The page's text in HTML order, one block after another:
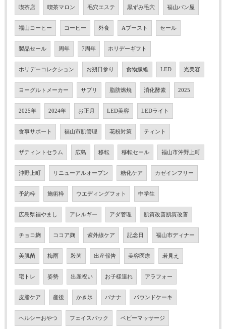
喫茶店 喫茶マロン 毛穴エステ 黒ずみ毛穴 福山パン屋
福山コーヒー コーヒー 外食 Aブースト セール
製品セール 周年 7周年 ホリデーギフト
ホリデーコレクション お朔日参り 食物繊維 LED 光美容
ヨーグルトメーカー サプリ 脂肪燃焼 消化酵素 2025
2025年 2024年 お正月 LED美容 LEDライト
食事サポート 福山市肌管理 花粉対策 ティント
ザティントセラム 広島 移転 移転セール 福山市沖野上町
沖野上町 リニューアルオープン 糖化ケア カゼインフリー
予約枠 施術枠 ウエディングフォト 中学生
広島県福やまし アレルギー アダ管理 肌質改善肌質改善
チョコ麹 ココア麹 紫外線ケア 記念日 福山市ディナー
美肌菌 梅雨 殺菌 出産報告 美容医療 若見え
宅トレ 姿勢 出産祝い お子様連れ アラフォー
皮脂ケア 産後 かき氷 バナナ パウンドケーキ
ヘルシーおやつ フェイスパック ベビーマッサージ